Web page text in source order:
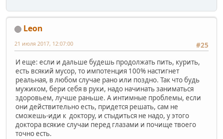
Leon
#25
21 июля 2017, 12:07:00
И еще: если и дальше будешь продолжать пить, курить,
есть всякий мусор, то импотенция 100% настигнет
реальная, в любом случае рано или поздно. Так что будь
мужиком, бери себя в руки, надо начинать заниматься
здоровьем, лучше раньше. А интимные проблемы, если
они действительно есть, придется решать, сам не
сможешь-иди к доктору, и стыдиться не надо, у этого
доктора всякие случаи перед глазами и почище твоего
точно есть.